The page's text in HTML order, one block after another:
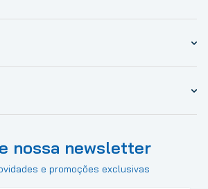
nossa newsletter
e promoções exclusivas